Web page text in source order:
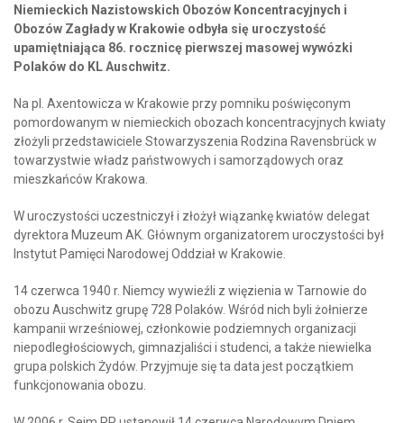
Niemieckich Nazistowskich Obozów Koncentracyjnych i
Obozów Zagłady w Krakowie odbyła się uroczystość
upamiętniająca 86. rocznicę pierwszej masowej wywózki
Polaków do KL Auschwitz.
Na pl. Axentowicza w Krakowie przy pomniku poświęconym
pomordowanym w niemieckich obozach koncentracyjnych kwiaty
złożyli przedstawiciele Stowarzyszenia Rodzina Ravensbrück w
towarzystwie władz państwowych i samorządowych oraz
mieszkańców Krakowa.
W uroczystości uczestniczył i złożył wiązankę kwiatów delegat
dyrektora Muzeum AK. Głównym organizatorem uroczystości był
Instytut Pamięci Narodowej Oddział w Krakowie.
14 czerwca 1940 r. Niemcy wywieźli z więzienia w Tarnowie do
obozu Auschwitz grupę 728 Polaków. Wśród nich byli żołnierze
kampanii wrześniowej, członkowie podziemnych organizacji
niepodległościowych, gimnazjaliści i studenci, a także niewielka
grupa polskich Żydów. Przyjmuje się ta data jest początkiem
funkcjonowania obozu.